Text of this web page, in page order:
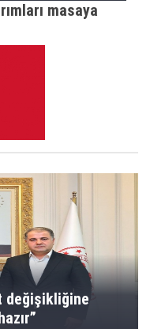
masaya
değişikliğine